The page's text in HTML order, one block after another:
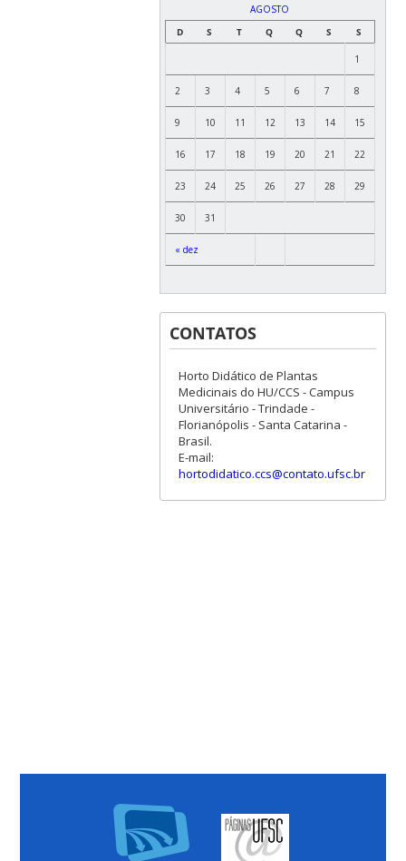
AGOSTO
D
S T Q Q S S
« dez
1
2 3 4 5 6 7 8
9 10 11 12 13 14 15
16 17 18 19 20 21 22
23 24 25 26 27 28 29
30 31
CONTATOS
Horto Didático de Plantas
Medicinais do HU/CCS - Campus
Universitário - Trindade -
Florianópolis - Santa Catarina -
Brasil.
E-mail:
hortodidatico.ccs@contato.ufsc.br